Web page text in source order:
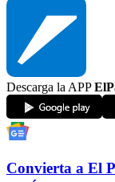
Descarga la APP
Convierta a El